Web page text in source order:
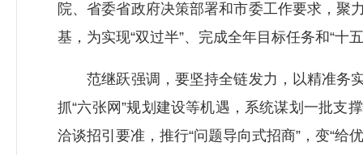
院、省委省政府决策部署和市委工作要求，聚
基，为实现“双过半”、完成全年目标任务和“十
范继跃强调，要坚持全链发力，以精准务实
抓“六张网”规划建设等机遇，系统谋划一批支
洽谈招引要准，推行“问题导向式招商”，变“给